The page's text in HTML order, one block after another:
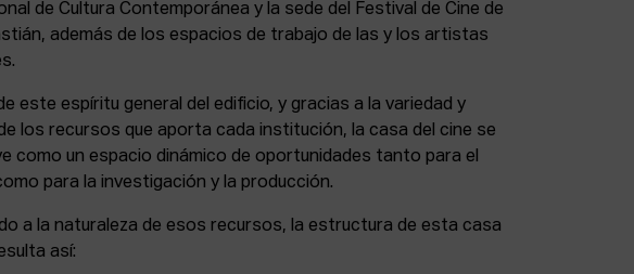
de Cultura Contemporánea y la sede del Festival de Cine de
además de los espacios de trabajo de las y los artistas
este espíritu general del edificio, y gracias a la variedad y
los recursos que aporta cada institución, la casa del cine se
como un espacio dinámico de oportunidades tanto para el
para la investigación y la producción.
a la naturaleza de esos recursos, la estructura de esta casa
así: